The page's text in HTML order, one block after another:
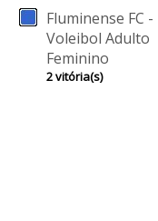
Fluminense FC -
Voleibol Adulto
Feminino
2 vitória(s)